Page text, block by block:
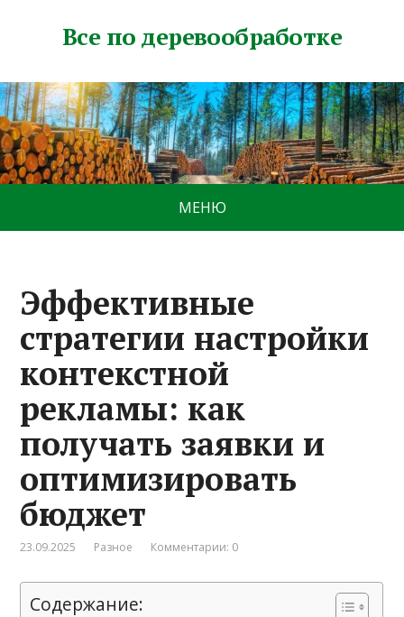
Все по деревообработке
МЕНЮ
Эффективные
стратегии настройки
контекстной
рекламы: как
получать заявки и
оптимизировать
бюджет
23.09.2025 Разное Комментарии: 0
Содержание: